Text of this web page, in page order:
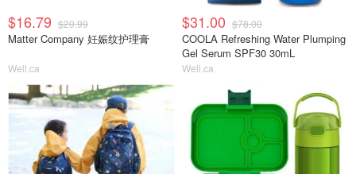
$16.79 $20.99
Matter Company 妊娠纹护理膏
Well.ca
$31.00 $78.00
COOLA Refreshing Water Plumping
Gel Serum SPF30 30mL
Well.ca